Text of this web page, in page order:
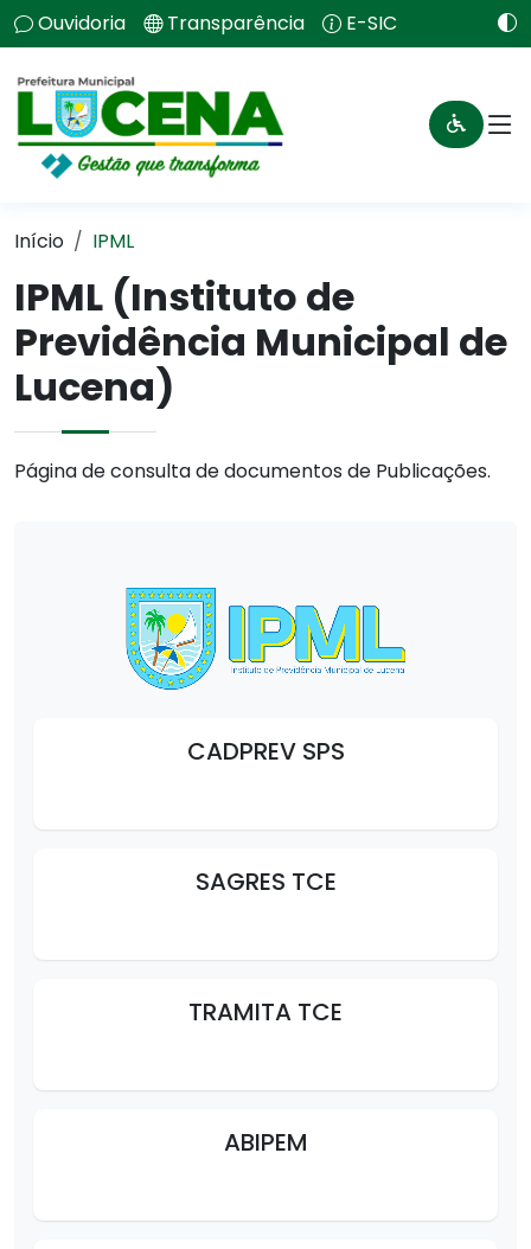
Ouvidoria Transparência E-SIC
Início IPML
IPML (Instituto de
Previdência Municipal de
Lucena)
Página de consulta de documentos de Publicações.
CADPREV SPS
SAGRES TCE
TRAMITA TCE
ABIPEM